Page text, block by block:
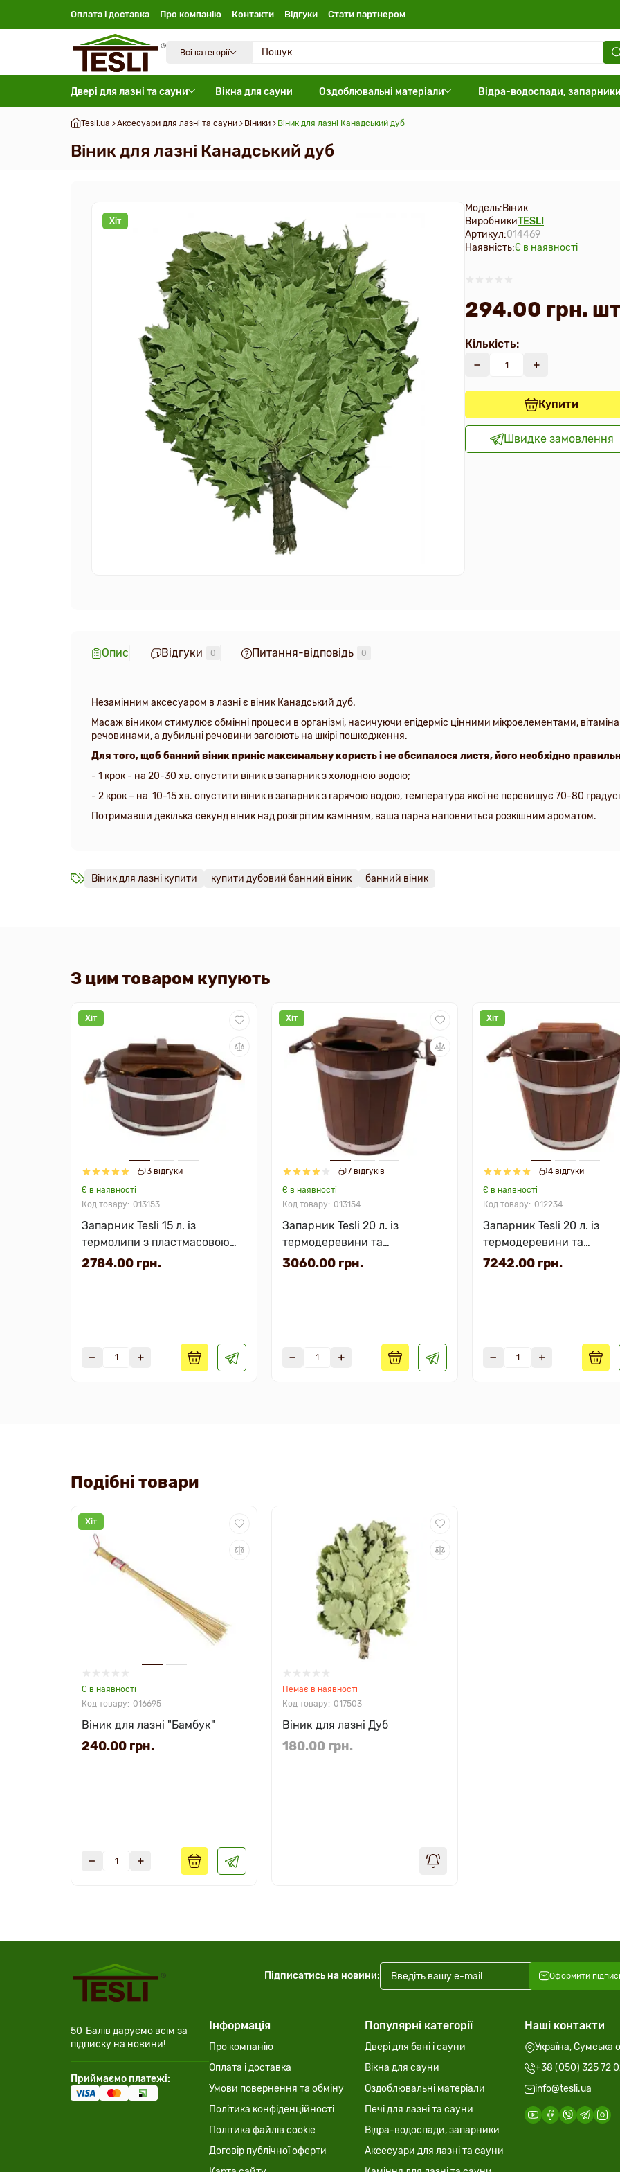
Оплата і доставка Про компанію Контакти Відгуки Стати партнером
Всі категорії
Двері для лазні та сауни Вікна для сауни Оздоблювальні матеріали Відра-водоспади, запарники
Tesli.ua Аксесуари для лазні та сауни Віники Віник для лазні Канадський дуб
Віник для лазні Канадський дуб
Хіт
Модель:Віник
ВиробникиTESLI
Артикул:014469
Наявність:Є в наявності
294.00 грн.
Кількість:
Купити
Швидке замовлення
Опис Відгуки 0 Питання-відповідь 0
Незамінним аксесуаром в лазні є віник Канадський дуб.
Масаж віником стимулює обмінні процеси в організмі, насичуючи епідерміс цінними мікроелементами,
речовинами, а дубильні речовини загоюють на шкірі пошкодження.
Для того, щоб банний віник приніс максимальну користь і не обсипалося листя, його необхідно
- 1 крок - на 20-30 хв. опустити віник в запарник з холодною водою;
- 2 крок – на 10-15 хв. опустити віник в запарник з гарячою водою, температура якої не перевищує 70-80
Потримавши декілька секунд віник над розігрітим камінням, ваша парна наповниться розкішним ароматом.
Віник для лазні купити купити дубовий банний віник банний віник
З цим товаром купують
Хіт
3 відгуки
Є в наявності
013153
Запарник Tesli 15 л. із
термолипи з пластмасовою
вставкою та кришкою
2784.00 грн.
Хіт
7 відгуків
Є в наявності
013154
Запарник Tesli 20 л. із
термодеревини та
пластмасовою вставкою з
3060.00 грн.
Хіт
4 відгуки
Є в наявності
012234
Запарник Tesli 20 л. із
термодеревини та
нержавіючою вставкою з
7242.00 грн.
Подібні товари
Хіт
Є в наявності
016695
Віник для лазні "Бамбук"
240.00 грн.
Немає в наявності
017503
Віник для лазні Дуб
180.00 грн.
50 Балів даруємо всім за
підписку на новини!
Приймаємо платежі:
Підписатись на новини: Оформити
Інформація
Про компанію
Оплата і доставка
Умови повернення та обміну
Політика конфіденційності
Політика файлів cookie
Договір публічної оферти
Популярні категорії
Двері для бані і сауни
Вікна для сауни
Оздоблювальні матеріали
Печі для лазні та сауни
Відра-водоспади, запарники
Аксесуари для лазні та сауни
Наші контакти
Україна, Сумська
+38 (050) 325 72
info@tesli.ua